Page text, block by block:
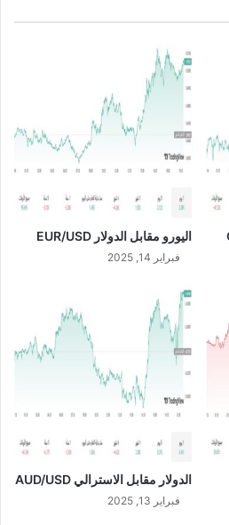
اليورو مقابل الدولار EUR/USD
فبراير 14, 2025
الدولار مقابل الاسترالي AUD/USD
فبراير 13, 2025